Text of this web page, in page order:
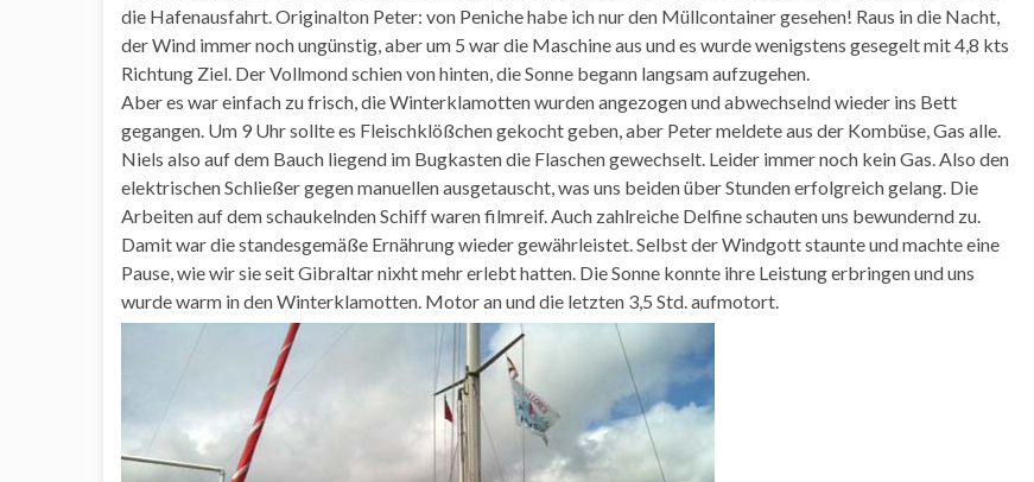
die Hafenausfahrt. Originalton Peter: von Peniche habe ich nur den Müllcontainer gesehen! Raus in die Nacht,
der Wind immer noch ungünstig, aber um 5 war die Maschine aus und es wurde wenigstens gesegelt mit 4,8 kts
Richtung Ziel. Der Vollmond schien von hinten, die Sonne begann langsam aufzugehen.
Aber es war einfach zu frisch, die Winterklamotten wurden angezogen und abwechselnd wieder ins Bett
gegangen. Um 9 Uhr sollte es Fleischklößchen gekocht geben, aber Peter meldete aus der Kombüse, Gas alle.
Niels also auf dem Bauch liegend im Bugkasten die Flaschen gewechselt. Leider immer noch kein Gas. Also den
elektrischen Schließer gegen manuellen ausgetauscht, was uns beiden über Stunden erfolgreich gelang. Die
Arbeiten auf dem schaukelnden Schiff waren filmreif. Auch zahlreiche Delfine schauten uns bewundernd zu.
Damit war die standesgemäße Ernährung wieder gewährleistet. Selbst der Windgott staunte und machte eine
Pause, wie wir sie seit Gibraltar nixht mehr erlebt hatten. Die Sonne konnte ihre Leistung erbringen und uns
wurde warm in den Winterklamotten. Motor an und die letzten 3,5 Std. aufmotort.